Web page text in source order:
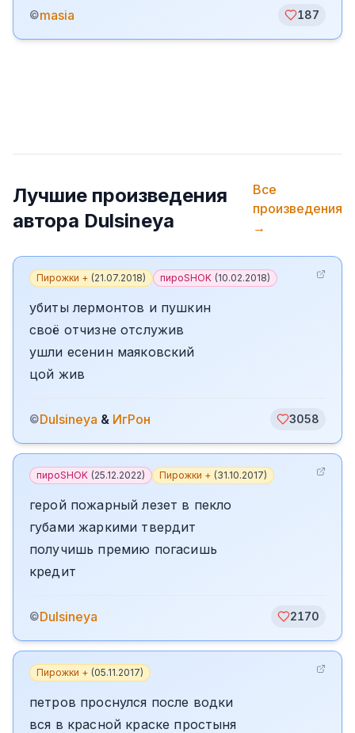
©masia 187
Лучшие произведения
автора Dulsineya
Все
произведения
→
Пирожки + (21.07.2018) пироSHOK (10.02.2018)
убиты лермонтов и пушкин
своё отчизне отслужив
ушли есенин маяковский
цой жив
©Dulsineya & ИгРон 3058
пироSHOK (25.12.2022) Пирожки + (31.10.2017)
герой пожарный лезет в пекло
губами жаркими твердит
получишь премию погасишь
кредит
©Dulsineya 2170
Пирожки + (05.11.2017)
петров проснулся после водки
вся в красной краске простыня